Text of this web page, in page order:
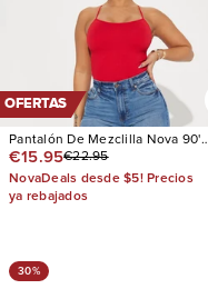
OFERTAS
Pantalón De Mezclilla Nova 90's
Baby Basic Stretch Wide Leg
€15.95€22.95
NovaDeals desde $5! Precios
ya rebajados
30%